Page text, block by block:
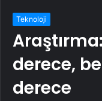
Teknoloji
derece,
derece